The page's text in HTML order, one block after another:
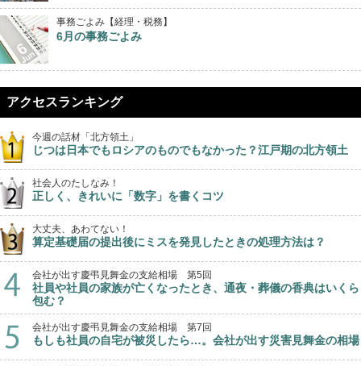
事務ごよみ【経理・税務】
6月の事務ごよみ
アクセスランキング
今週の話材「北方領土」
じつは日本でもロシアのものでもなかった？江戸期の北方領土
社会人のたしなみ！
正しく、きれいに「数字」を書くコツ
大丈夫、あわてない！
算定基礎届の提出後にミスを発見したときの処理方法は？
会社が出す慶弔見舞金の支給相場 第5回
社員や社員の家族が亡くなったとき、通夜・葬儀の香典はいくら
包む？
会社が出す慶弔見舞金の支給相場 第7回
もしも社員の自宅が被災したら…。会社が出す災害見舞金の相場